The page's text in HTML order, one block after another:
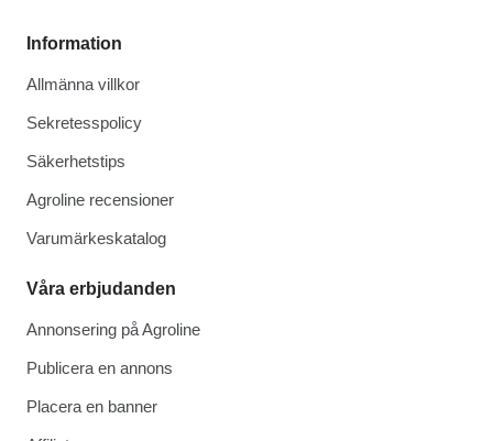
Information
Allmänna villkor
Sekretesspolicy
Säkerhetstips
Agroline recensioner
Varumärkeskatalog
Våra erbjudanden
Annonsering på Agroline
Publicera en annons
Placera en banner